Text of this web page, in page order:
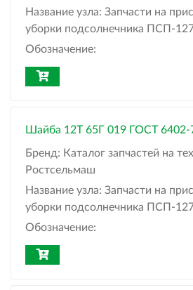
Название узла: Запчасти на
уборки подсолнечника ПСП-
Обозначение:
Шайба 12Т 65Г 019 ГОСТ 6402-
Бренд: Каталог запчастей на
Ростсельмаш
Название узла: Запчасти на
уборки подсолнечника ПСП-
Обозначение: